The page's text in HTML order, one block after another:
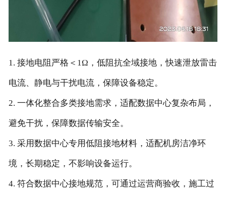
1. 接地电阻严格＜1Ω，低阻抗全域接地，快速泄放雷击
电流、静电与干扰电流，保障设备稳定。
2. 一体化整合多类接地需求，适配数据中心复杂布局，
避免干扰，保障数据传输安全。
3. 采用数据中心专用低阻接地材料，适配机房洁净环
境，长期稳定，不影响设备运行。
4. 符合数据中心接地规范，可通过运营商验收，施工过